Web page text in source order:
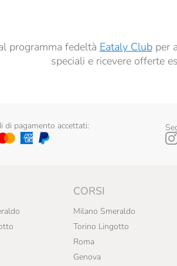
programma fedeltà Eataly Clubper
speciali e ricevere offerte
di pagamento accettati:
CORSI
Milano Smeraldo
Torino Lingotto
Roma
Genova